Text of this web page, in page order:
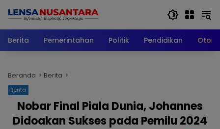
Berita
Pemerintahan Politik Pendidikan
Beranda Berita
Berita
Nobar Final Piala Dunia, Johannes
Didoakan Sukses pada Pemilu 2024